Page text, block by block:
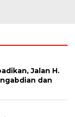
Jalan H.
dan